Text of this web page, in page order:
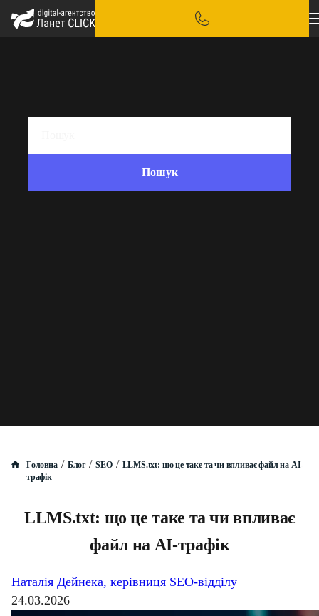
Головна / Блог / SEO / LLMS.txt: що це таке та чи впливає файл на AI-
трафік
LLMS.txt: що це таке та чи впливає
файл на AI-трафік
Наталія Дейнека, керівниця SEO-відділу
24.03.2026